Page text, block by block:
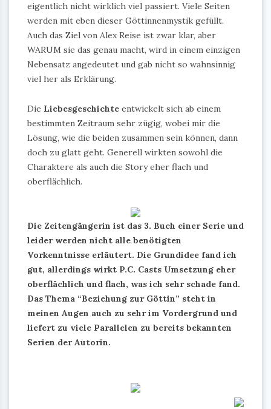
eigentlich nicht wirklich viel passiert. Viele Seiten
werden mit eben dieser Göttinnenmystik gefüllt.
Auch das Ziel von Alex Reise ist zwar klar, aber
WARUM sie das genau macht, wird in einem einzigen
Nebensatz angedeutet und gab nicht so wahnsinnig
viel her als Erklärung.
Die Liebesgeschichte entwickelt sich ab einem
bestimmten Zeitraum sehr zügig, wobei mir die
Lösung, wie die beiden zusammen sein können, dann
doch zu glatt geht. Generell wirkten sowohl die
Charaktere als auch die Story eher flach und
oberflächlich.
Die Zeitengängerin ist das 3. Buch einer Serie und
leider werden nicht alle benötigten
Vorkenntnisse erläutert. Die Grundidee fand ich
gut, allerdings wirkt P.C. Casts Umsetzung eher
oberflächlich und flach, was ich sehr schade fand.
Das Thema “Beziehung zur Göttin” steht in
meinen Augen auch zu sehr im Vordergrund und
liefert zu viele Parallelen zu bereits bekannten
Serien der Autorin.